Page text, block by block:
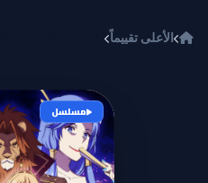
الأعلى تقييماً
مسلسل